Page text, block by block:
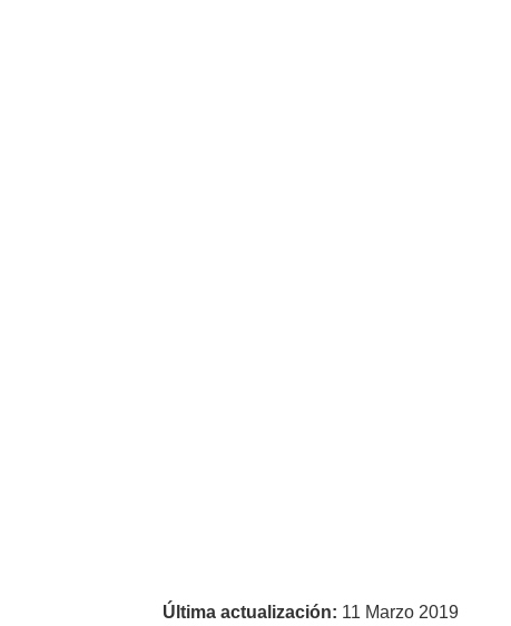
Última actualización: 11 Marzo 2019